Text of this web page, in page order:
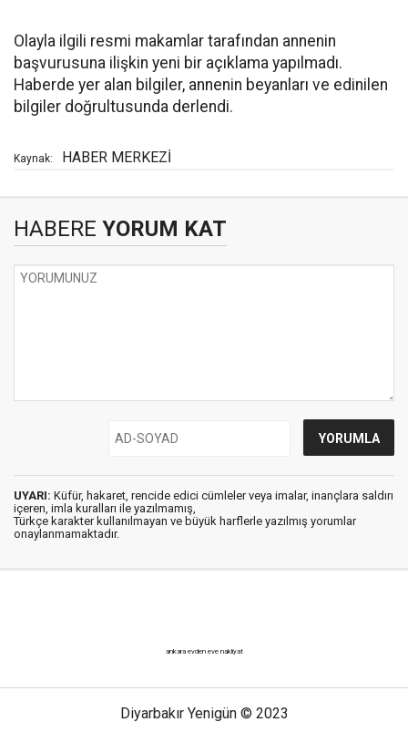
Olayla ilgili resmi makamlar tarafından annenin
başvurusuna ilişkin yeni bir açıklama yapılmadı.
Haberde yer alan bilgiler, annenin beyanları ve edinilen
bilgiler doğrultusunda derlendi.
Kaynak: HABER MERKEZİ
HABERE YORUM KAT
UYARI: Küfür, hakaret, rencide edici cümleler veya imalar, inançlara saldırı
içeren, imla kuralları ile yazılmamış,
Türkçe karakter kullanılmayan ve büyük harflerle yazılmış yorumlar
onaylanmamaktadır.
ankara evden eve nakliyat
Diyarbakır Yenigün © 2023